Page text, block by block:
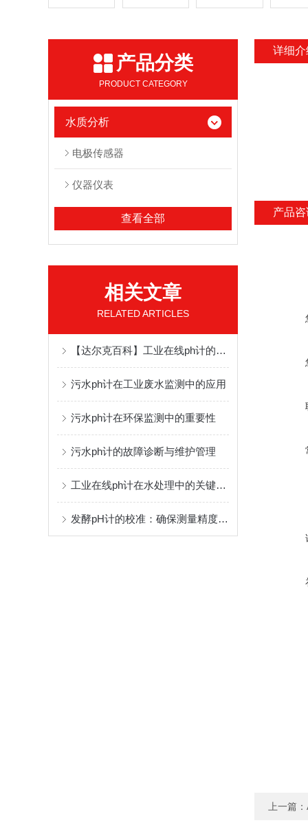
产品分类
PRODUCT CATEGORY
水质分析
电极传感器
仪器仪表
查看全部
相关文章
RELATED ARTICLES
【达尔克百科】工业在线ph计的工作原理及应用领域
污水ph计在工业废水监测中的应用
污水ph计在环保监测中的重要性
污水ph计的故障诊断与维护管理
工业在线ph计在水处理中的关键作用
发酵pH计的校准：确保测量精度的关键
详细介
产品
上一篇：